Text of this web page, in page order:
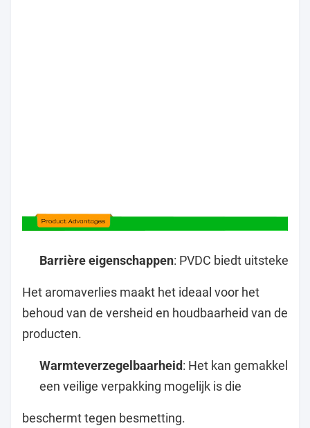
Barrière eigenschappen: PVDC biedt
Het aromaverlies maakt het ideaal voor het
behoud van de versheid en houdbaarheid van de
producten.
Warmteverzegelbaarheid: Het kan gemakkelijk
een veilige verpakking mogelijk is die
beschermt tegen besmetting.